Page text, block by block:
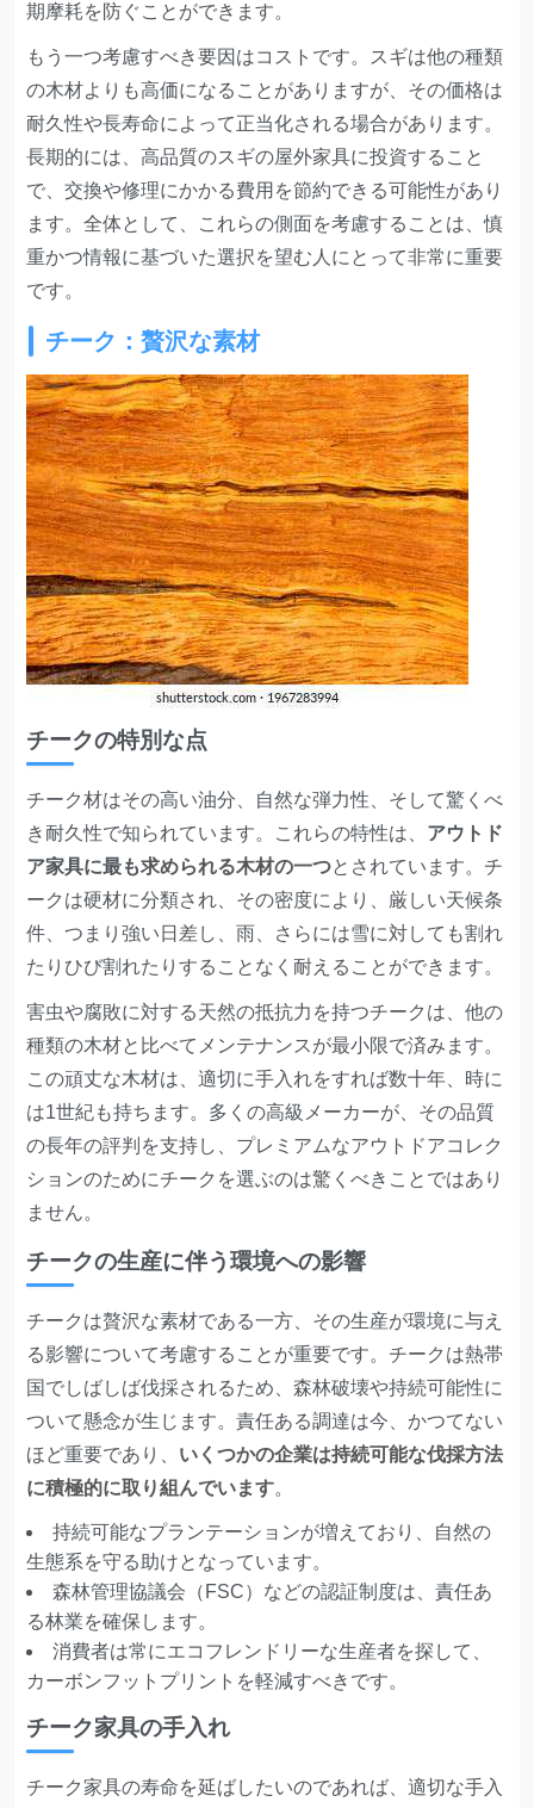
期摩耗を防ぐことができます。
もう一つ考慮すべき要因はコストです。スギは他の種類
の木材よりも高価になることがありますが、その価格は
耐久性や長寿命によって正当化される場合があります。
長期的には、高品質のスギの屋外家具に投資すること
で、交換や修理にかかる費用を節約できる可能性があり
ます。全体として、これらの側面を考慮することは、慎
重かつ情報に基づいた選択を望む人にとって非常に重要
です。
チーク：贅沢な素材
チークの特別な点
チーク材はその高い油分、自然な弾力性、そして驚くべ
き耐久性で知られています。これらの特性は、 アウトド
ア家具に最も求められる木材の一つとされています。チ
ークは硬材に分類され、その密度により、厳しい天候条
件、つまり強い日差し、雨、さらには雪に対しても割れ
たりひび割れたりすることなく耐えることができます。
害虫や腐敗に対する天然の抵抗力を持つチークは、他の
種類の木材と比べてメンテナンスが最小限で済みます。
この頑丈な木材は、適切に手入れをすれば数十年、時に
は1世紀も持ちます。多くの高級メーカーが、その品質
の長年の評判を支持し、プレミアムなアウトドアコレク
ションのためにチークを選ぶのは驚くべきことではあり
ません。
チークの生産に伴う環境への影響
チークは贅沢な素材である一方、その生産が環境に与え
る影響について考慮することが重要です。チークは熱帯
国でしばしば伐採されるため、森林破壊や持続可能性に
ついて懸念が生じます。責任ある調達は今、かつてない
ほど重要であり、 いくつかの企業は持続可能な伐採方法
に積極的に取り組んでいます。
持続可能なプランテーションが増えており、自然の
生態系を守る助けとなっています。
森林管理協議会（FSC）などの認証制度は、責任あ
る林業を確保します。
消費者は常にエコフレンドリーな生産者を探して、
カーボンフットプリントを軽減すべきです。
チーク家具の手入れ
チーク家具の寿命を延ばしたいのであれば、適切な手入